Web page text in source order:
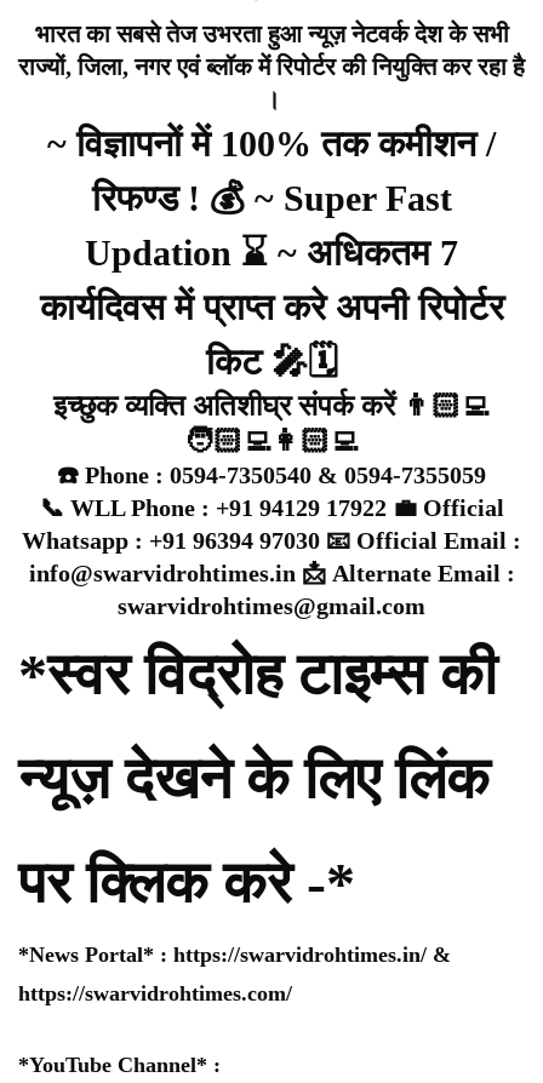
भारत का सबसे तेज उभरता हुआ न्यूज़ नेटवर्क देश के सभी
राज्यों, जिला, नगर एवं ब्लॉक में रिपोर्टर की नियुक्ति कर रहा है
।
~ विज्ञापनों में 100% तक कमीशन /
रिफण्ड ! 💰 ~ Super Fast
Updation ⌛ ~ अधिकतम 7
कार्यदिवस में प्राप्त करे अपनी रिपोर्टर
किट 🎤🗓️
इच्छुक व्यक्ति अतिशीघ्र संपर्क करें 👨🏻‍💻
🧑🏻‍💻👩🏻‍💻
☎️ Phone : 0594-7350540 & 0594-7355059
📞 WLL Phone : +91 94129 17922 💼 Official
Whatsapp : +91 96394 97030 📧 Official Email :
info@swarvidrohtimes.in 📩 Alternate Email :
swarvidrohtimes@gmail.com
*स्वर विद्रोह टाइम्स की
न्यूज़ देखने के लिए लिंक
पर क्लिक करे -*
*News Portal* : https://swarvidrohtimes.in/ &
https://swarvidrohtimes.com/
*YouTube Channel* :